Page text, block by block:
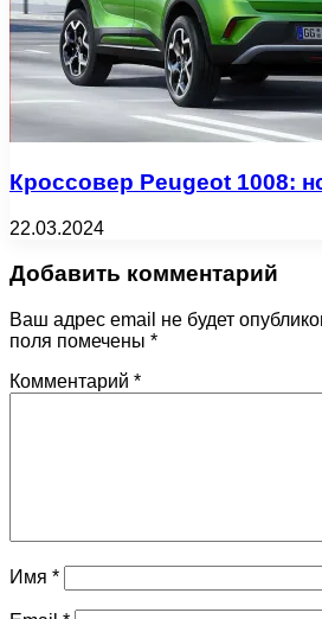
Кроссовер Peugeot 1008:
22.03.2024
Добавить комментарий
Ваш адрес email не будет
поля помечены *
Комментарий *
Имя *